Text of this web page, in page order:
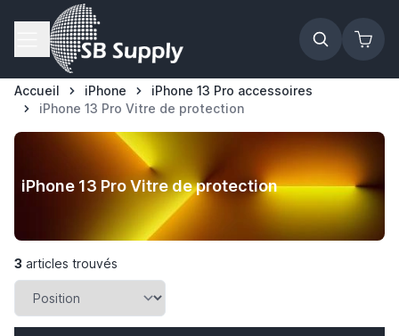
Allez au contenu
Accueil iPhone
iPhone 13 Pro accessoires
iPhone 13 Pro Vitre de protection
iPhone 13 Pro Vitre de protection
3 articles trouvés